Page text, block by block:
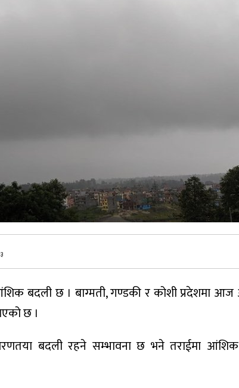
बदली छ । बाग्मती, गण्डकी र कोशी प्रदेशमा
छ ।
बदली रहने सम्भावना छ भने तराईमा